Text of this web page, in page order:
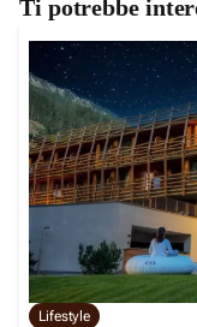
Ti potrebbe
Lifestyle